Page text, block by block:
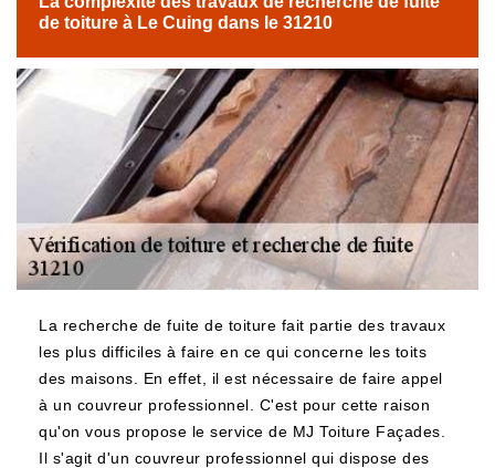
de toiture à Le Cuing dans le 31210
La recherche de fuite de toiture fait partie des travaux
les plus difficiles à faire en ce qui concerne les toits
des maisons. En effet, il est nécessaire de faire appel
à un couvreur professionnel. C'est pour cette raison
qu'on vous propose le service de MJ Toiture Façades.
Il s'agit d'un couvreur professionnel qui dispose des